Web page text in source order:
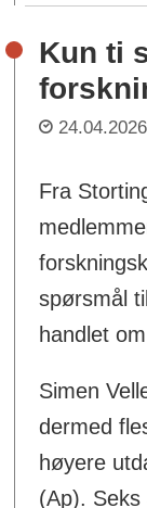
Kun ti
24.04.2026
Fra
spørsmål
handlet
Simen
dermed
høyere
(Ap).